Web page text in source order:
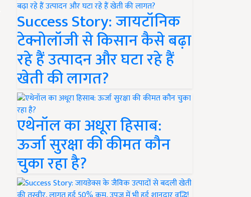
Success Story: जायटॉनिक
टेक्नोलॉजी से किसान कैसे बढ़ा
रहे हैं उत्पादन और घटा रहे हैं
खेती की लागत?
एथेनॉल का अधूरा हिसाब:
ऊर्जा सुरक्षा की कीमत कौन
चुका रहा है?